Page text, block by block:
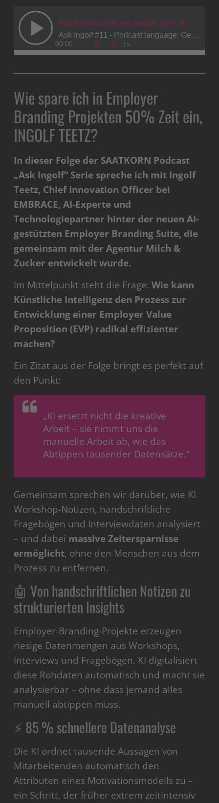
Wie spare ich in Employer
Branding Projekten 50% Zeit ein,
INGOLF TEETZ?
In dieser Folge der SAATKORN Podcast
„Ask Ingolf“ Serie spreche ich mit Ingolf
Teetz, Chief Innovation Officer bei
EMBRACE, AI-Experte und
Technologiepartner hinter der neuen AI-
gestützten Employer Branding Suite, die
gemeinsam mit der Agentur Milch &
Zucker entwickelt wurde.
Im Mittelpunkt steht die Frage:Wie kann
Künstliche Intelligenz den Prozess zur
Entwicklung einer Employer Value
Proposition (EVP) radikal effizienter
machen?
Ein Zitat aus der Folge bringt es perfekt auf
den Punkt:
„KI ersetzt nicht die kreative
Arbeit – sie nimmt uns die
manuelle Arbeit ab, wie das
Abtippen tausender Datensätze.“
Gemeinsam sprechen wir darüber, wie KI
Workshop-Notizen, handschriftliche
Fragebögen und Interviewdaten analysiert
– und dabei massive Zeitersparnisse
ermöglicht, ohne den Menschen aus dem
Prozess zu entfernen.
🤖 Von handschriftlichen Notizen zu
strukturierten Insights
Employer-Branding-Projekte erzeugen
riesige Datenmengen aus Workshops,
Interviews und Fragebögen. KI digitalisiert
diese Rohdaten automatisch und macht sie
analysierbar – ohne dass jemand alles
manuell abtippen muss.
⚡ 85 % schnellere Datenanalyse
Die KI ordnet tausende Aussagen von
Mitarbeitenden automatisch den
Attributen eines Motivationsmodells zu –
ein Schritt, der früher extrem zeitintensiv